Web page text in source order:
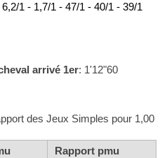
6,2/1 - 1,7/1 - 47/1 - 40/1 - 39/1
arrivé 1er: 1'12"60
des Jeux Simples pour 1,00
Rapport pmu